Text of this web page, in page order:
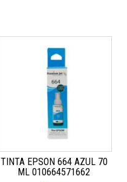
TINTA EPSON 664 AZUL 70
ML 010664571662